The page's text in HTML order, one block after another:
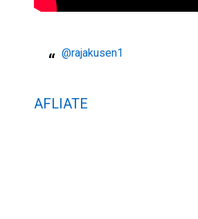
@rajakusen1
AFLIATE